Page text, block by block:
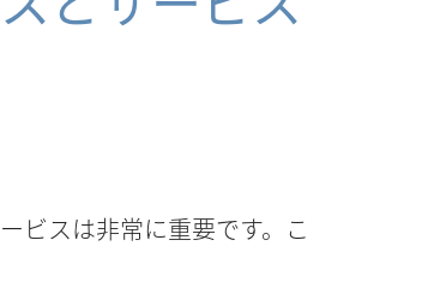
ビスは非常に重要です。こ